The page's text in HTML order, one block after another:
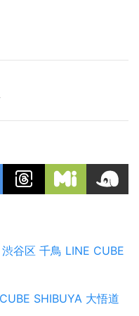
渋谷区 千鳥 LINE CUBE
SHIBUYA 大悟道